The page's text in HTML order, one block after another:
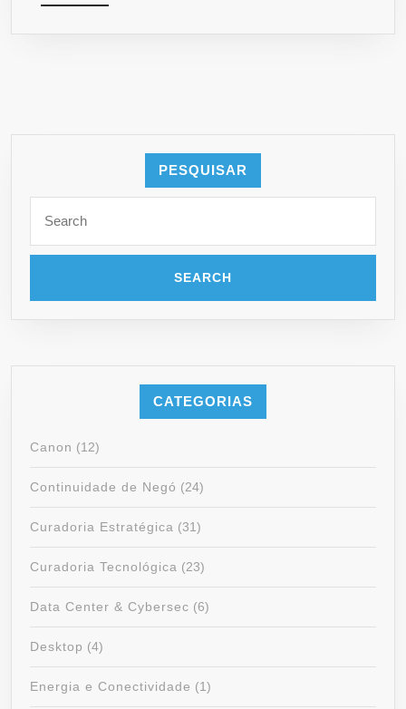
MAIS
PESQUISAR
for:
CATEGORIAS
Canon (12)
Continuidade de Negó (24)
Curadoria Estratégica (31)
Curadoria Tecnológica (23)
Data Center & Cybersec (6)
Desktop (4)
Energia e Conectividade (1)